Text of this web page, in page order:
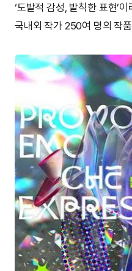
‘도발적 감성, 발칙한 표현’
국내외 작가 250여 명의 작